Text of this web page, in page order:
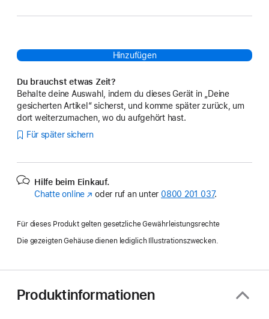
Hinzufügen
Du brauchst etwas Zeit?
Behalte deine Auswahl, indem du dieses Gerät in „Deine
gesicherten Artikel“ sicherst, und komme später zurück, um
dort weiterzumachen, wo du aufgehört hast.
Für später sichern
Hilfe beim Einkauf.
Chatte online (Öffnet
Fenster)
oder ruf an unter 0800 201 037.
Für dieses Produkt gelten gesetzliche Gewährleistungsrechte
Die gezeigten Gehäuse dienen lediglich Illustrationszwecken.
Produktinformationen